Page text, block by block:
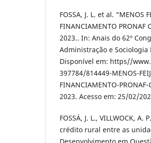
FOSSA, J. L. et al. “MENOS
FINANCIAMENTO PRONAF
2023.. In: Anais do 62º
Administração e Sociologia
Disponível em: https//
397784/814449-MENOS-
FINANCIAMENTO-PRONAF-
2023. Acesso em: 25/02/
FOSSÁ, J. L., VILLWOCK,
crédito rural entre as